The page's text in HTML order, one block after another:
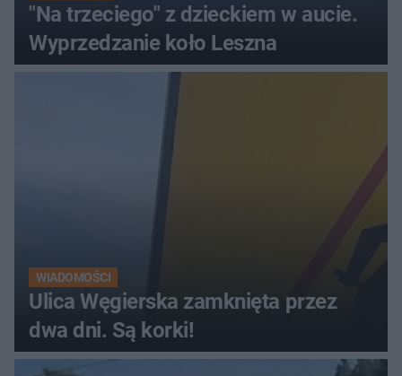
"Na trzeciego" z dzieckiem w aucie.
Wyprzedzanie koło Leszna
WIADOMOŚCI
Ulica Węgierska zamknięta przez
dwa dni. Są korki!